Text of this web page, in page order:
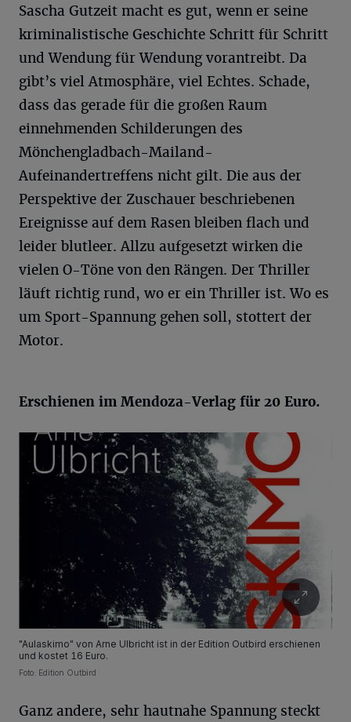
Sascha Gutzeit macht es gut, wenn er seine
kriminalistische Geschichte Schritt für Schritt
und Wendung für Wendung vorantreibt. Da
gibt’s viel Atmosphäre, viel Echtes. Schade,
dass das gerade für die großen Raum
einnehmenden Schilderungen des
Mönchengladbach-Mailand-
Aufeinandertreffens nicht gilt. Die aus der
Perspektive der Zuschauer beschriebenen
Ereignisse auf dem Rasen bleiben flach und
leider blutleer. Allzu aufgesetzt wirken die
vielen O-Töne von den Rängen. Der Thriller
läuft richtig rund, wo er ein Thriller ist. Wo es
um Sport-Spannung gehen soll, stottert der
Motor.
Erschienen im Mendoza-Verlag für 20 Euro.
"Aulaskimo" von Arne Ulbricht ist in der Edition Outbird erschienen
und kostet 16 Euro.
Foto: Edition Outbird
Ganz andere, sehr hautnahe Spannung steckt